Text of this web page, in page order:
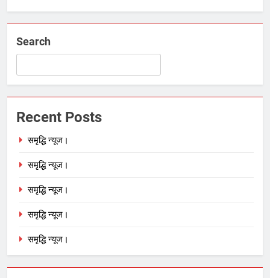
Search
Recent Posts
समृद्धि न्यूज।
समृद्धि न्यूज।
समृद्धि न्यूज।
समृद्धि न्यूज।
समृद्धि न्यूज।